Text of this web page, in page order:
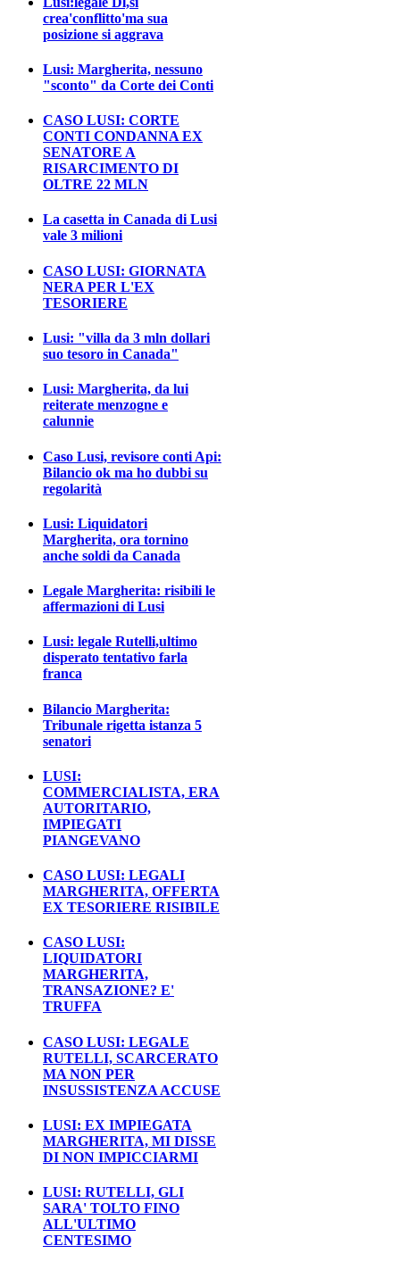
crea'conflitto'ma sua
posizione si aggrava
Lusi: Margherita, nessuno
"sconto" da Corte dei Conti
CASO LUSI: CORTE
CONTI CONDANNA EX
SENATORE A
RISARCIMENTO DI
OLTRE 22 MLN
La casetta in Canada di Lusi
vale 3 milioni
CASO LUSI: GIORNATA
NERA PER L'EX
TESORIERE
Lusi: "villa da 3 mln dollari
suo tesoro in Canada"
Lusi: Margherita, da lui
reiterate menzogne e
calunnie
Caso Lusi, revisore conti Api:
Bilancio ok ma ho dubbi su
regolarità
Lusi: Liquidatori
Margherita, ora tornino
anche soldi da Canada
Legale Margherita: risibili le
affermazioni di Lusi
Lusi: legale Rutelli,ultimo
disperato tentativo farla
franca
Bilancio Margherita:
Tribunale rigetta istanza 5
senatori
LUSI:
COMMERCIALISTA, ERA
AUTORITARIO,
IMPIEGATI
PIANGEVANO
CASO LUSI: LEGALI
MARGHERITA, OFFERTA
EX TESORIERE RISIBILE
CASO LUSI:
LIQUIDATORI
MARGHERITA,
TRANSAZIONE? E'
TRUFFA
CASO LUSI: LEGALE
RUTELLI, SCARCERATO
MA NON PER
INSUSSISTENZA ACCUSE
LUSI: EX IMPIEGATA
MARGHERITA, MI DISSE
DI NON IMPICCIARMI
LUSI: RUTELLI, GLI
SARA' TOLTO FINO
ALL'ULTIMO
CENTESIMO